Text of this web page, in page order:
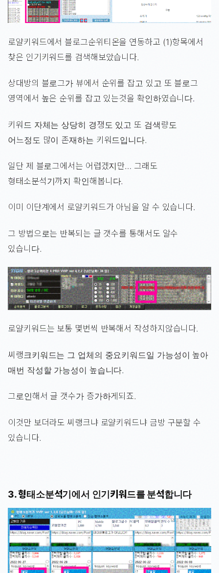
로얄키워드에서 블로그순위티온을 연동하고 (1)항목에서
찾은 인기키워드를 검색해보았습니다.
상대방의 블로그가 뷰에서 순위를 잡고 있고 또 블로그
영역에서 높은 순위를 잡고 있는것을 확인하였습니다.
키워드 자체는 상당히 경쟁도 있고 또 검색량도
어느정도 많이 존재하는 키워드입니다.
일단 제 블로그에서는 어렵겠지만… 그래도
형태소분석기까지 확인해봅니다.
이미 이단계에서 로얄키워드가 아님을 알 수 있습니다.
그 방법으로는 반복되는 글 갯수를 통해서도 알수
있습니다.
로얄키워드는 보통 몇번씩 반복해서 작성하지않습니다.
씨랭크키워드는 그 업체의 중요키워드일 가능성이 높아
매번 작성할 가능성이 높습니다.
그로인해서 글 갯수가 증가하게되죠.
이것만 보더라도 씨랭크냐 로얄키워드냐 금방 구분할 수
있습니다.
3. 형태소분석기에서 인기키워드를 분석합니다